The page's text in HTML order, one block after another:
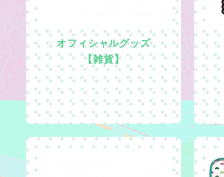
オフィシャルグッズ
【雑貨】